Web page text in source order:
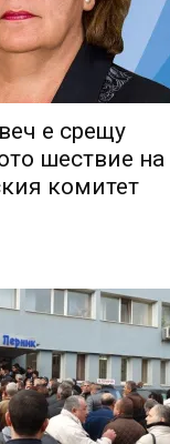
е срещу
шествие на
комитет